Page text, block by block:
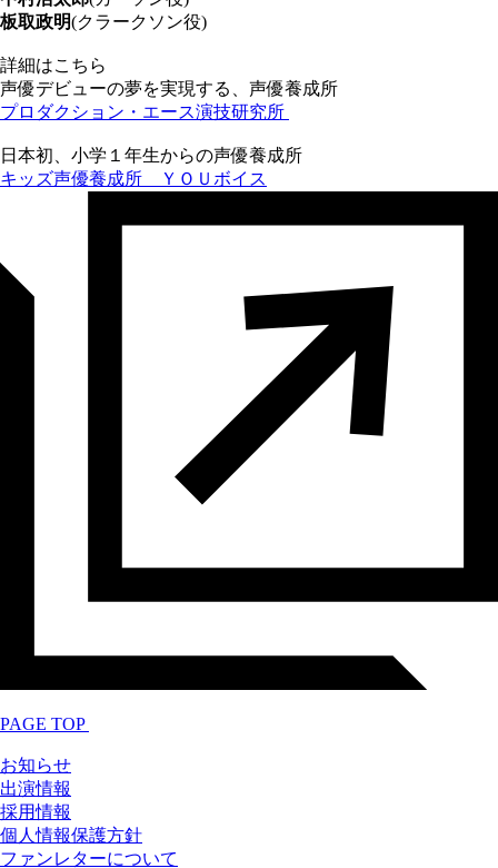
板取政明(クラークソン役)
詳細はこちら
声優デビューの夢を実現する、声優養成所
プロダクション・エース演技研究所
日本初、小学１年生からの声優養成所
キッズ声優養成所 ＹＯＵボイス
PAGE TOP
お知らせ
出演情報
採用情報
個人情報保護方針
ファンレターについて